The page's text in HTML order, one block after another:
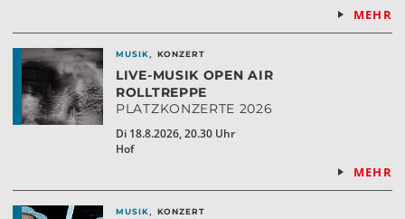
MEHR
MUSIK, KONZERT
LIVE-MUSIK OPEN AIR
ROLLTREPPE
PLATZKONZERTE 2026
Di 18.8.2026, 20.30 Uhr
Hof
MEHR
MUSIK, KONZERT